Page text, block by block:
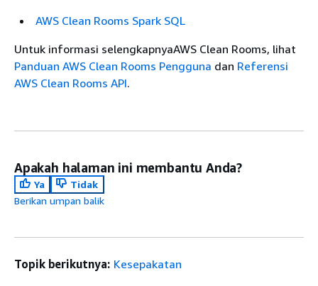
AWS Clean Rooms Spark SQL
Untuk informasi selengkapnyaAWS Clean Rooms, lihat
Panduan AWS Clean Rooms Pengguna dan Referensi
AWS Clean Rooms API.
Apakah halaman ini membantu Anda?
Ya
Tidak
Berikan umpan balik
Topik berikutnya: Kesepakatan